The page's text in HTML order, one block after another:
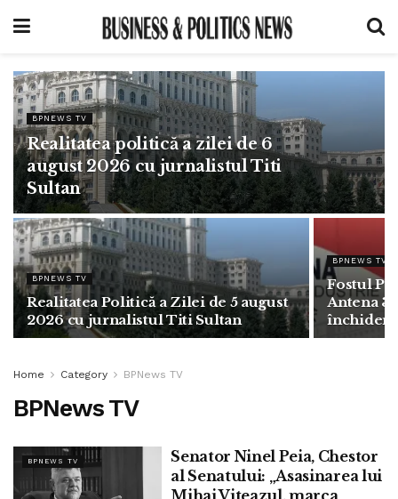
BPNEWS TV
Realitatea politică a zilei de 6
august 2026 cu jurnalistul Titi
Sultan
BPNEWS TV
Realitatea Politică a Zilei de 5 august
2026 cu jurnalistul Titi Sultan
BPNEWS TV
Fostul
Antena
Home Category BPNews TV
BPNews TV
BPNEWS TV
Senator Ninel Peia, Chestor
al Senatului: „Asasinarea lui
Mihai Viteazul, marca